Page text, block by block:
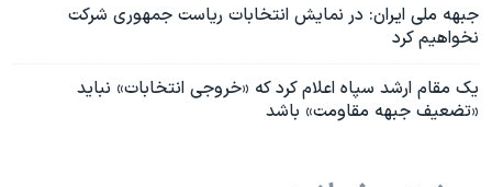
جبهه ملی ایران: در نمایش انتخابات ریاست جمهوری شرکت
نخواهیم کرد
یک مقام ارشد سپاه اعلام کرد که «خروجی انتخابات» نباید
«تضعیف جبهه مقاومت» باشد